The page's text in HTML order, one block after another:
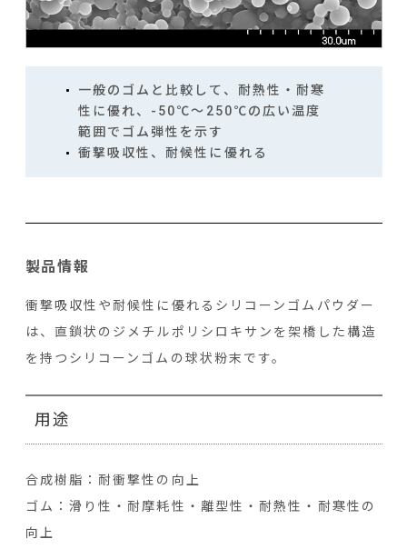
一般のゴムと比較して、耐熱性・耐寒
性に優れ、-50℃～250℃の広い温度
範囲でゴム弾性を示す
衝撃吸収性、耐候性に優れる
製品情報
衝撃吸収性や耐候性に優れるシリコーンゴムパウダー
は、直鎖状のジメチルポリシロキサンを架橋した構造
を持つシリコーンゴムの球状粉末です。
用途
合成樹脂：耐衝撃性の向上
ゴム：滑り性・耐摩耗性・離型性・耐熱性・耐寒性の
向上